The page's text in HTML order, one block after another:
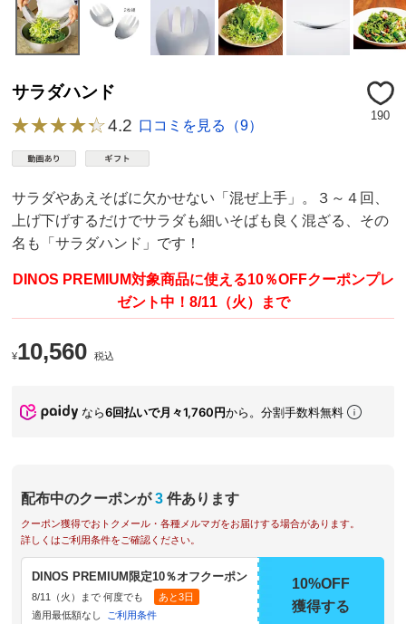
サラダハンド
190
4.2 口コミを見る（9）
サラダやあえそばに欠かせない「混ぜ上手」。３～４回、
上げ下げするだけでサラダも細いそばも良く混ざる、その
名も「サラダハンド」です！
DINOS PREMIUM対象商品に使える10％OFFクーポンプレ
ゼント中！8/11（火）まで
¥10,560 税込
なら6回払いで月々1,760円から。分割手数料無料
配布中のクーポンが 3 件あります
クーポン獲得でおトクメール・各種メルマガをお届けする場合があります。
詳しくはご利用条件をご確認ください。
DINOS PREMIUM限定10％オフクーポン
8/11（火）まで 何度でも
あと3日
適用最低額なし
ご利用条件
10%OFF
獲得する